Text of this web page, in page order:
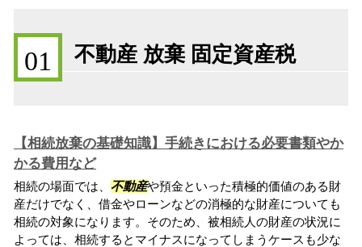
01 不動産 放棄 固定資産税
【相続放棄の基礎知識】手続きにおける必要書類やか
かる費用など
相続の場面では、 不動産や預金といった積極的価値のある財
産だけでなく、借金やローンなどの消極的な財産についても
相続の対象になります。そのため、被相続人の財産の状況に
よっては、相続するとマイナスになってしまうケースも少な